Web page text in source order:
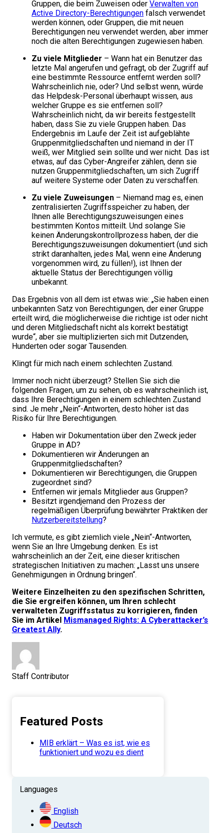
Gruppen, die beim Zuweisen oder Verwalten von
Active Directory-Berechtigungen falsch verwendet
werden können, oder Gruppen, die mit neuen
Berechtigungen neu verwendet werden, aber immer
noch die alten Berechtigungen zugewiesen haben.
Zu viele Mitglieder – Wann hat ein Benutzer das
letzte Mal angerufen und gefragt, ob der Zugriff auf
eine bestimmte Ressource entfernt werden soll?
Wahrscheinlich nie, oder? Und selbst wenn, würde
das Helpdesk-Personal überhaupt wissen, aus
welcher Gruppe es sie entfernen soll?
Wahrscheinlich nicht, da wir bereits festgestellt
haben, dass Sie zu viele Gruppen haben. Das
Endergebnis im Laufe der Zeit ist aufgeblähte
Gruppenmitgliedschaften und niemand in der IT
weiß, wer Mitglied sein sollte und wer nicht. Das ist
etwas, auf das Cyber-Angreifer zählen, denn sie
nutzen Gruppenmitgliedschaften, um sich Zugriff
auf weitere Systeme oder Daten zu verschaffen.
Zu viele Zuweisungen – Niemand mag es, einen
zentralisierten Zugriffsspeicher zu haben, der
Ihnen alle Berechtigungszuweisungen eines
bestimmten Kontos mitteilt. Und solange Sie
keinen Änderungskontrollprozess haben, der die
Berechtigungszuweisungen dokumentiert (und sich
strikt daranhalten, jedes Mal, wenn eine Änderung
vorgenommen wird, zu füllen!), ist Ihnen der
aktuelle Status der Berechtigungen völlig
unbekannt.
Das Ergebnis von all dem ist etwas wie: „Sie haben einen
unbekannten Satz von Berechtigungen, der einer Gruppe
erteilt wird, die möglicherweise die richtige ist oder nicht
und deren Mitgliedschaft nicht als korrekt bestätigt
wurde“, aber sie multiplizierten sich mit Dutzenden,
Hunderten oder sogar Tausenden.
Klingt für mich nach einem schlechten Zustand.
Immer noch nicht überzeugt? Stellen Sie sich die
folgenden Fragen, um zu sehen, ob es wahrscheinlich ist,
dass Ihre Berechtigungen in einem schlechten Zustand
sind. Je mehr „Nein“-Antworten, desto höher ist das
Risiko für Ihre Berechtigungen.
Haben wir Dokumentation über den Zweck jeder
Gruppe in AD?
Dokumentieren wir Änderungen an
Gruppenmitgliedschaften?
Dokumentieren wir Berechtigungen, die Gruppen
zugeordnet sind?
Entfernen wir jemals Mitglieder aus Gruppen?
Besitzt irgendjemand den Prozess der
regelmäßigen Überprüfung bewährter Praktiken der
Nutzerbereitstellung?
Ich vermute, es gibt ziemlich viele „Nein“-Antworten,
wenn Sie an Ihre Umgebung denken. Es ist
wahrscheinlich an der Zeit, eine dieser kritischen
strategischen Initiativen zu machen: „Lasst uns unsere
Genehmigungen in Ordnung bringen“.
Weitere Einzelheiten zu den spezifischen Schritten,
die Sie ergreifen können, um Ihren schlecht
verwalteten Zugriffsstatus zu korrigieren, finden
Sie im Artikel Mismanaged Rights: A Cyberattacker’s
Greatest Ally.
Staff Contributor
Featured Posts
MIB erklärt – Was es ist, wie es
funktioniert und wozu es dient
Languages
English
Deutsch